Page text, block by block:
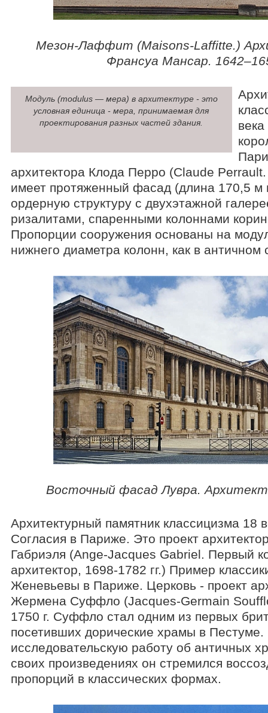
Мезон-Лаффит (Maisons-Laffitte.)
Франсуа Мансар.
Модуль (modulus — мера) в архитектуре - это
условная единица - мера, принимаемая для
проектирования разных частей здания.
архитектора Клода Перро (Claude
имеет протяженный фасад (длина 170,5 м
ордерную структуру с двухэтажной
ризалитами, спаренными колоннами
Пропорции сооружения основаны на
нижнего диаметра колонн, как в античном
Восточный фасад Лувра.
Архитектурный памятник классицизма 18
Согласия в Париже. Это проект
Габриэля (Ange-Jacques Gabriel. Первый
архитектор, 1698-1782 гг.) Пример
Женевьевы в Париже. Церковь - проект
Жермена Суффло (Jacques-Germain
1750 г. Суффло стал одним из первых
посетивших дорические храмы в
исследовательскую работу об античных
своих произведениях он стремился
пропорций в классических формах.